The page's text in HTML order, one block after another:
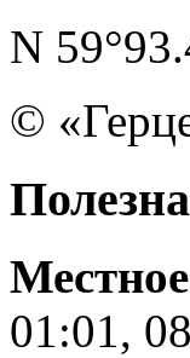
N
©
01:01,